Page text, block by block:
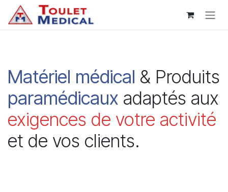
Se rendre au contenu
Matériel médical & Produits
paramédicaux adaptés aux
exigences de votre activité
et de vos clients.